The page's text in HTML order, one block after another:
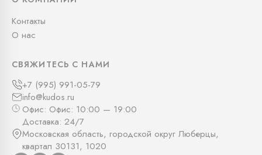
Контакты
О нас
СВЯЖИТЕСЬ С НАМИ
+7 (995) 991-05-79
info@kudos.ru
Офис: Офис: 10:00 — 19:00
Доставка: 24/7
Московская область, городской округ Люберцы,
квартал 30131, 1020